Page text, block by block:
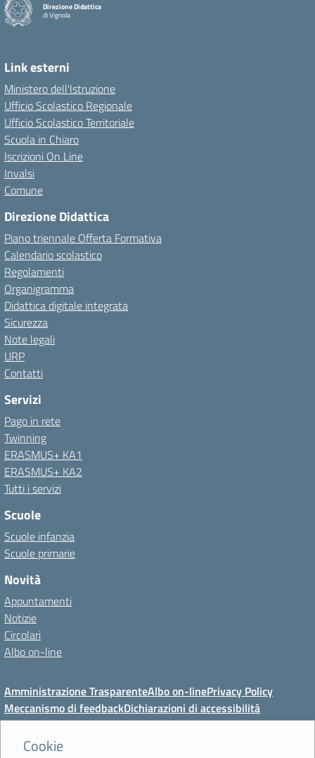
Cookie
Direzione Didattica
di Vignola
Link esterni
Ministero dell'Istruzione
Ufficio Scolastico Regionale
Ufficio Scolastico Territoriale
Scuola in Chiaro
Iscrizioni On Line
Invalsi
Comune
Direzione Didattica
Piano triennale Offerta Formativa
Calendario scolastico
Regolamenti
Organigramma
Didattica digitale integrata
Sicurezza
Note legali
URP
Contatti
Servizi
Pago in rete
Twinning
ERASMUS+ KA1
ERASMUS+ KA2
Tutti i servizi
Scuole
Scuole infanzia
Scuole primarie
Novità
Appuntamenti
Notizie
Circolari
Albo on-line
Amministrazione TrasparenteAlbo on-linePrivacy Policy
Meccanismo di feedbackDichiarazioni di accessibilità
Preferenze cookie